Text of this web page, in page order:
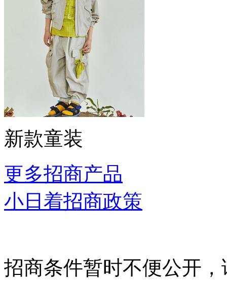
新款童装
更多招商产品
小日着招商政策
招商条件暂时不便公开